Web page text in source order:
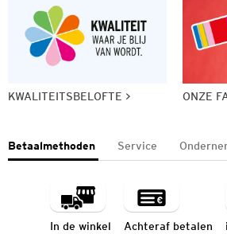
KWALITEITSBELOFTE ONZE
Betaalmethoden Service
In de winkel Achteraf betalen